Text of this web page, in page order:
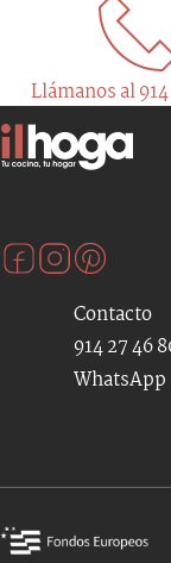
Llámanos al
Contacto
914 27 46
WhatsApp